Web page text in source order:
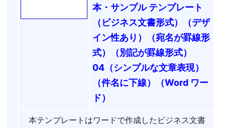
本・サンプル テンプレート
（ビジネス文書形式）（デザ
イン性あり）（宛名が罫線形
式）（別記が罫線形式）
04（シンプルな文章表現）
（件名に下線）（Word ワー
ド）
本テンプレートはワードで作成したビジネス文書